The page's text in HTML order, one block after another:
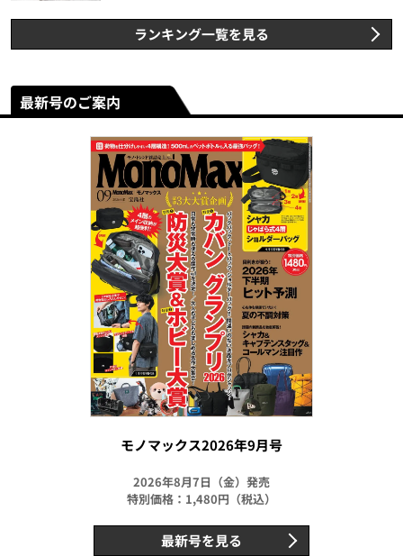
ランキング一覧を見る
最新号のご案内
モノマックス2026年9月号
2026年8月7日（金）発売
特別価格：1,480円（税込）
最新号を見る